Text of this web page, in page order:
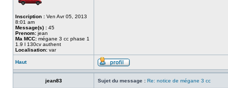
Inscription : Ven Avr 05, 2013
8:01 am
Message(s) : 45
Prenom: jean
Ma MCC: mégane 3 cc phase 1
1.9 l 130cv authent
Localisation: var
Haut
jean83 Sujet du message : Re: notice de mégane 3 cc